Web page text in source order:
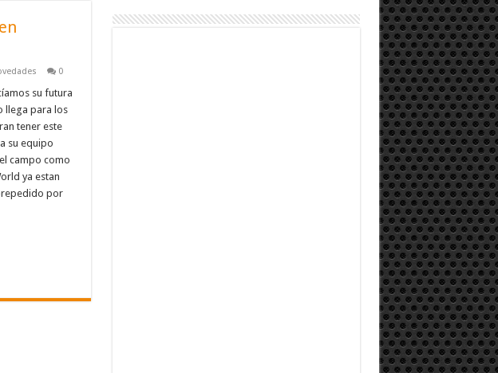
0
su futura
llega para los
tener este
su equipo
campo como
ya estan
por